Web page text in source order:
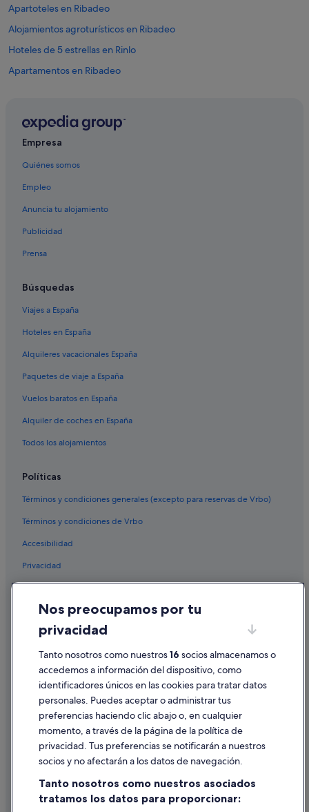
Apartoteles en Ribadeo
Alojamientos agroturísticos en Ribadeo
Hoteles de 5 estrellas en Rinlo
Apartamentos en Ribadeo
Hoteles de 5 estrellas en Vidal
Hoteles para familias en Ribadeo
Campings de caravanas en Ribadeo
Albergues en Reinante
Hoteles de lujo en Ribadeo
Hoteles con spa en Ribadeo
Hoteles de 3 estrellas en Ribadeo
Casas privadas de vacaciones en Rinlo
Hoteles de 5 estrellas en Ribadeo
Hoteles con piscina en Rinlo
Casas de campo en Ribadeo
Albergues en Rinlo
Campings de caravanas en Rinlo
Rinlo hoteles
Cabañas en Meirengos
Hoteles cerca de Faro de Illa Pancha
Hoteles históricos en Rinlo
Hoteles con spa en Rinlo
Casas de campo en Meirengos
Hoteles de golf en Ribadeo
Hoteles que aceptan mascotas en Ribadeo
Hoteles en la playa en Rinlo
Reinante hoteles
Hoteles cerca de Monte Comado
Casas rurales en Meirengos
Alojamientos agroturísticos en Rinlo
Empresa
Quiénes somos
Empleo
Anuncia tu alojamiento
Publicidad
Prensa
Búsquedas
Viajes a España
Hoteles en España
Alquileres vacacionales España
Paquetes de viaje a España
Vuelos baratos en España
Alquiler de coches en España
Todos los alojamientos
Políticas
Términos y condiciones generales (excepto para reservas de Vrbo)
Términos y condiciones de Vrbo
Accesibilidad
Privacidad
Condiciones de uso
Información legal/contacto
Pautas sobre el contenido y cómo denunciar contenido
Ayuda
Cancelar un vuelo
Cancelar una reserva de hotel o de un alquiler vacacional
Plazos de reembolso
Utilizar un cupón de Expedia
Nos preocupamos por tu
privacidad
Tanto nosotros como nuestros16 socios almacenamos o
accedemos a información del dispositivo, como
identificadores únicos en las cookies para tratar datos
personales. Puedes aceptar o administrar tus
preferencias haciendo clic abajo o, en cualquier
momento, a través de la página de la política de
privacidad. Tus preferencias se notificarán a nuestros
socios y no afectarán a los datos de navegación.
Tanto nosotros como nuestros asociados
tratamos los datos para proporcionar: